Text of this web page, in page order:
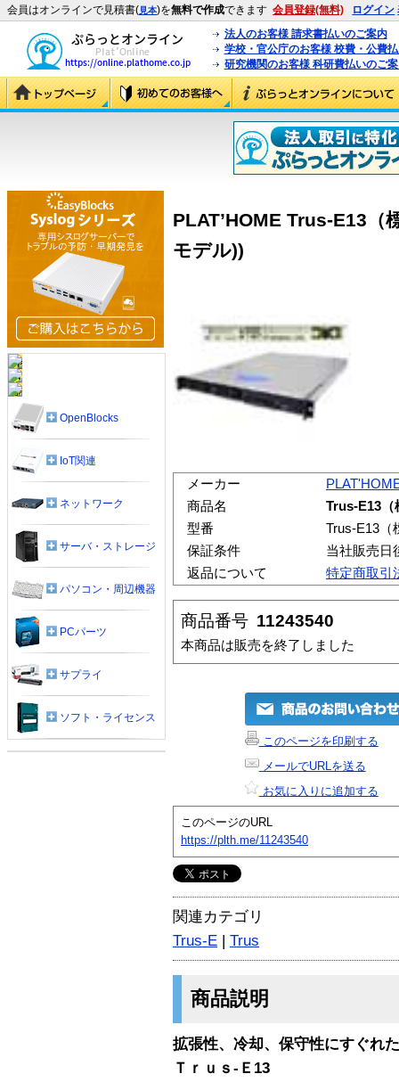
会員はオンラインで見積書(見本)を無料で作成できます 会員登録(無料) ログイン
法人のお客様 請求書払いのご案内
学校・官公庁のお客様 校費・公費
研究機関のお客様 科研費払いのご
PLAT’HOME Trus-E13（
モデル))
メーカー
商品名
Trus-E13（
型番
Trus-E13（
保証条件
当社販売日
返品について
特定商取引
商品番号 11243540
本商品は販売を終了しました
このページを印刷する
メールでURLを送る
お気に入りに追加する
このページのURL
https://plth.me/11243540
関連カテゴリ
Trus-E | Trus
商品説明
拡張性、冷却、保守性にすぐれ
Ｔｒｕｓ-Ｅ13
OpenBlocks
IoT関連
ネットワーク
サーバ・ストレージ
パソコン・周辺機器
PCパーツ
サプライ
ソフト・ライセンス